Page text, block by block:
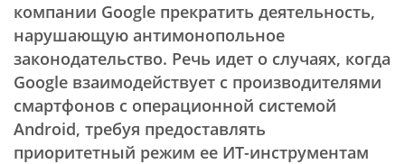
компании Google прекратить деятельность,
нарушающую антимонопольное
законодательство. Речь идет о случаях, когда
Google взаимодействует с производителями
смартфонов с операционной системой
Android, требуя предоставлять
приоритетный режим ее ИТ-инструментам